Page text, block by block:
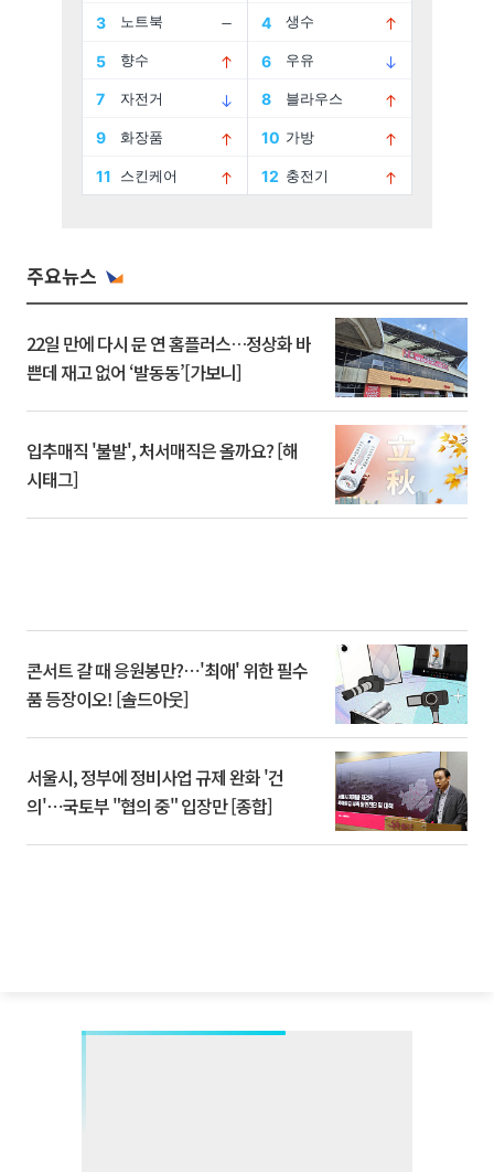
주요뉴스
22일 만에 다시 문 연 홈플러스…정상화 바
쁜데 재고 없어 ‘발동동’[가보니]
입추매직 '불발', 처서매직은 올까요? [해
시태그]
콘서트 갈 때 응원봉만?⋯'최애' 위한 필수
품 등장이오! [솔드아웃]
서울시, 정부에 정비사업 규제 완화 '건
의'⋯국토부 "협의 중" 입장만 [종합]